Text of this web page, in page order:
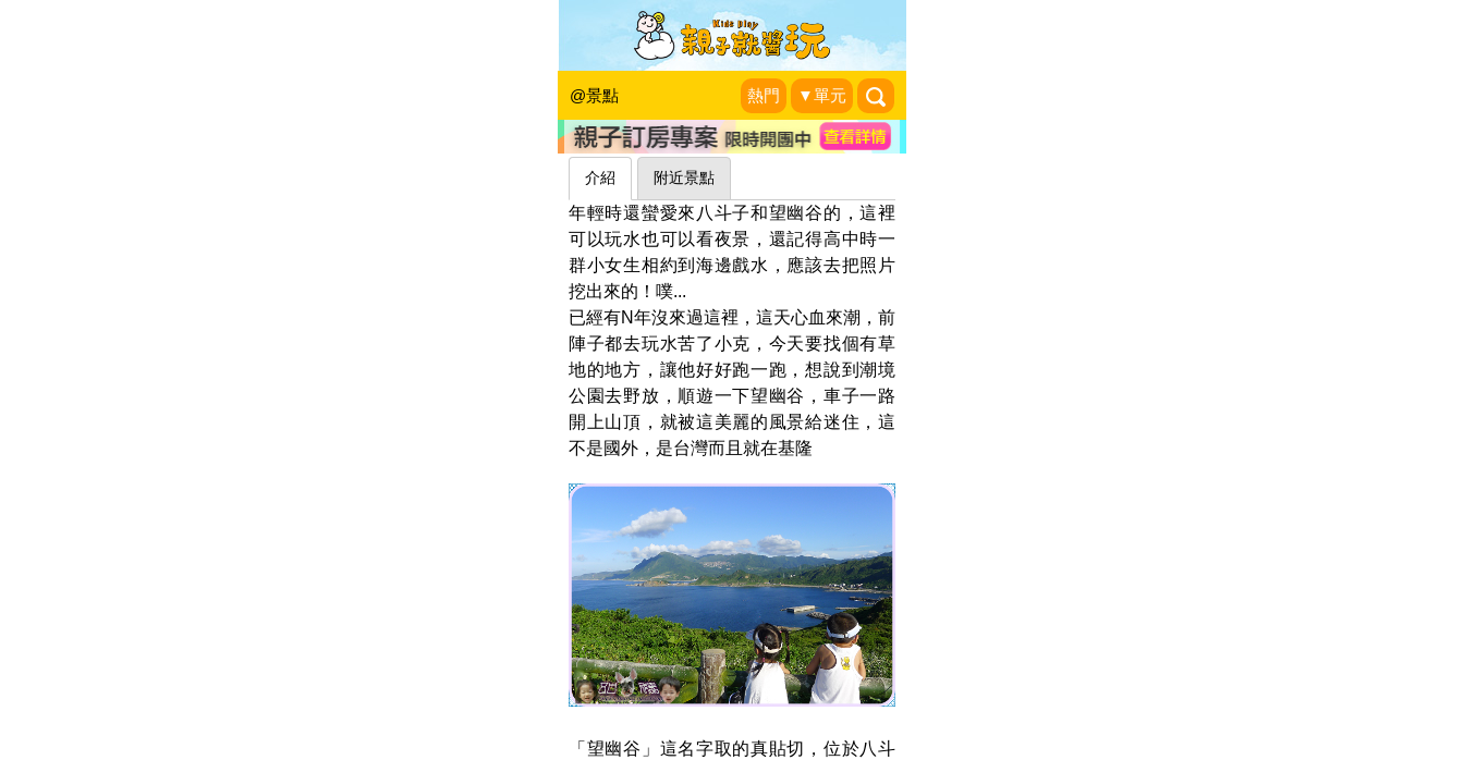
@景點 熱門 ▼單元
潮境公園
五口成器
介紹 附近景點
年輕時還蠻愛來八斗子和望幽谷的，這裡
可以玩水也可以看夜景，還記得高中時一
群小女生相約到海邊戲水，應該去把照片
挖出來的！噗...
已經有N年沒來過這裡，這天心血來潮，前
陣子都去玩水苦了小克，今天要找個有草
地的地方，讓他好好跑一跑，想說到潮境
公園去野放，順遊一下望幽谷，車子一路
開上山頂，就被這美麗的風景給迷住，這
不是國外，是台灣而且就在基隆
「望幽谷」這名字取的真貼切，位於八斗